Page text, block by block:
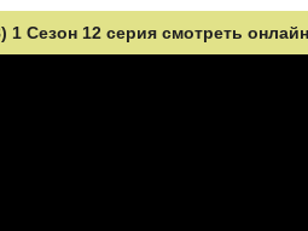
1 Сезон 12 серия смотреть